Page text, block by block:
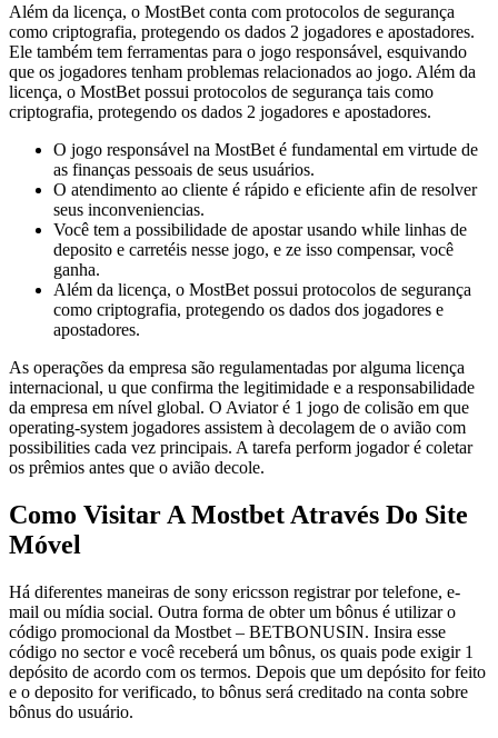
Além da licença, o MostBet conta com protocolos de segurança
como criptografia, protegendo os dados 2 jogadores e apostadores.
Ele também tem ferramentas para o jogo responsável, esquivando
que os jogadores tenham problemas relacionados ao jogo. Além da
licença, o MostBet possui protocolos de segurança tais como
criptografia, protegendo os dados 2 jogadores e apostadores.
O jogo responsável na MostBet é fundamental em virtude de
as finanças pessoais de seus usuários.
O atendimento ao cliente é rápido e eficiente afin de resolver
seus inconveniencias.
Você tem a possibilidade de apostar usando while linhas de
deposito e carretéis nesse jogo, e ze isso compensar, você
ganha.
Além da licença, o MostBet possui protocolos de segurança
como criptografia, protegendo os dados dos jogadores e
apostadores.
As operações da empresa são regulamentadas por alguma licença
internacional, u que confirma the legitimidade e a responsabilidade
da empresa em nível global. O Aviator é 1 jogo de colisão em que
operating-system jogadores assistem à decolagem de o avião com
possibilities cada vez principais. A tarefa perform jogador é coletar
os prêmios antes que o avião decole.
Como Visitar A Mostbet Através Do Site
Móvel
Há diferentes maneiras de sony ericsson registrar por telefone, e-
mail ou mídia social. Outra forma de obter um bônus é utilizar o
código promocional da Mostbet – BETBONUSIN. Insira esse
código no sector e você receberá um bônus, os quais pode exigir 1
depósito de acordo com os termos. Depois que um depósito for feito
e o deposito for verificado, to bônus será creditado na conta sobre
bônus do usuário.